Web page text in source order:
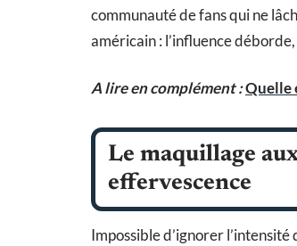
communauté de fans qui ne
américain : l’influence déborde,
A lire en complément :Quelle
Le maquillage
effervescence
Impossible d’ignorer